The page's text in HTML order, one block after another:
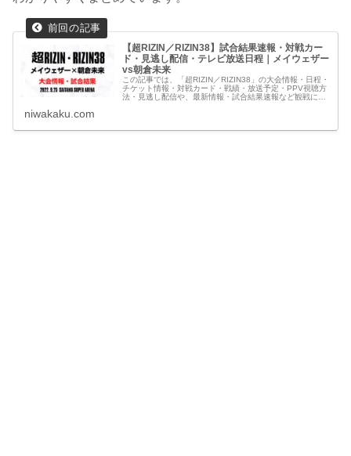
【超RIZIN／RIZIN38】試合結果速報・対戦カー
ド・見逃し配信・テレビ放送日程｜メイウェザー
vs朝倉未来
この記事では、「超RIZIN／RIZIN38」の大会情報・日程・
チケット情報・対戦カード・戦績・放送予定・PPV視聴方
法・見逃し配信や、最新情報・試合結果速報など観戦に役
niwakaku.com